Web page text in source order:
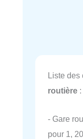
Liste des
routière :
- Gare
pour 1,